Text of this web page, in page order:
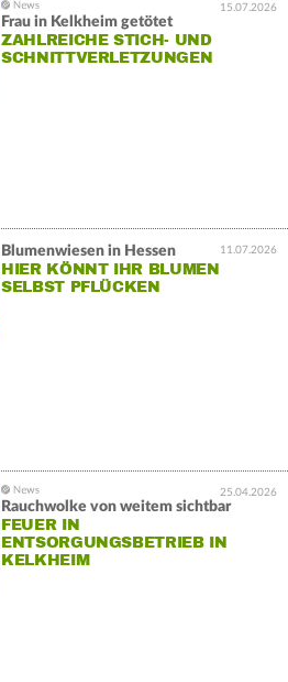
15.07.2026
Frau in Kelkheim getötet
ZAHLREICHE STICH- UND
SCHNITTVERLETZUNGEN
11.07.2026
Blumenwiesen in Hessen
HIER KÖNNT IHR BLUMEN
SELBST PFLÜCKEN
25.04.2026
Rauchwolke von weitem sichtbar
FEUER IN
ENTSORGUNGSBETRIEB IN
KELKHEIM